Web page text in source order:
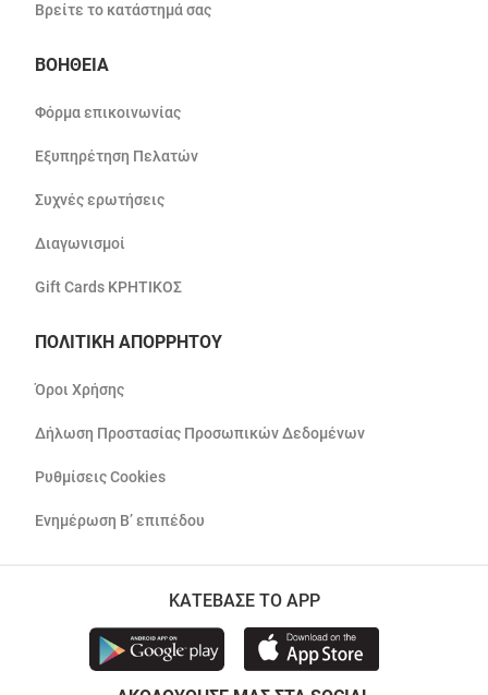
Βρείτε το κατάστημά σας
ΒΟΗΘΕΙΑ
Φόρμα επικοινωνίας
Εξυπηρέτηση Πελατών
Συχνές ερωτήσεις
Διαγωνισμοί
Gift Cards ΚΡΗΤΙΚΟΣ
ΠΟΛΙΤΙΚΗ ΑΠΟΡΡΗΤΟΥ
Όροι Χρήσης
Δήλωση Προστασίας Προσωπικών Δεδομένων
Ρυθμίσεις Cookies
Ενημέρωση Β’ επιπέδου
ΚΑΤΕΒΑΣΕ ΤΟ APP